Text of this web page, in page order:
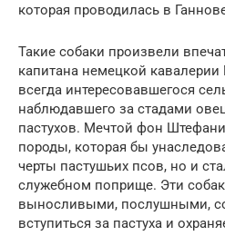
которая проводилась в
Такие собаки произвели
капитана немецкой
всегда интересовавшегося
наблюдавшего за стадами
пастухов. Мечтой фон
породы, которая бы
черты пастушьих псов, но и
служебном поприще. Эти
выносливыми, послушными,
вступиться за пастуха и